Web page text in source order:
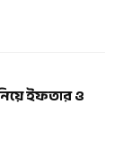
ইফতার ও